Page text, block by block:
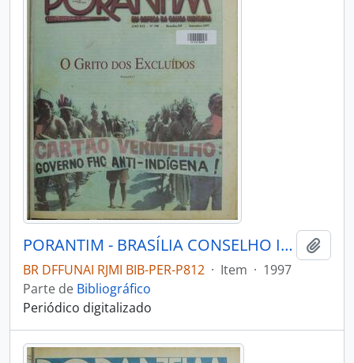
PORANTIM - BRASÍLIA CONSELHO INDIGENISTA MISSIONÁRIO - 1997 - Nº198
BR DFFUNAI RJMI BIB-PER-P812 · Item · 1997
Parte de Bibliográfico
Periódico digitalizado